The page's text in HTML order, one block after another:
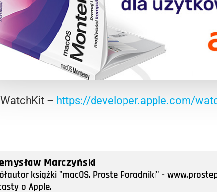
– https://developer.apple.com/
Marczyński
książki "macOS. Proste Poradniki" -
o Apple.